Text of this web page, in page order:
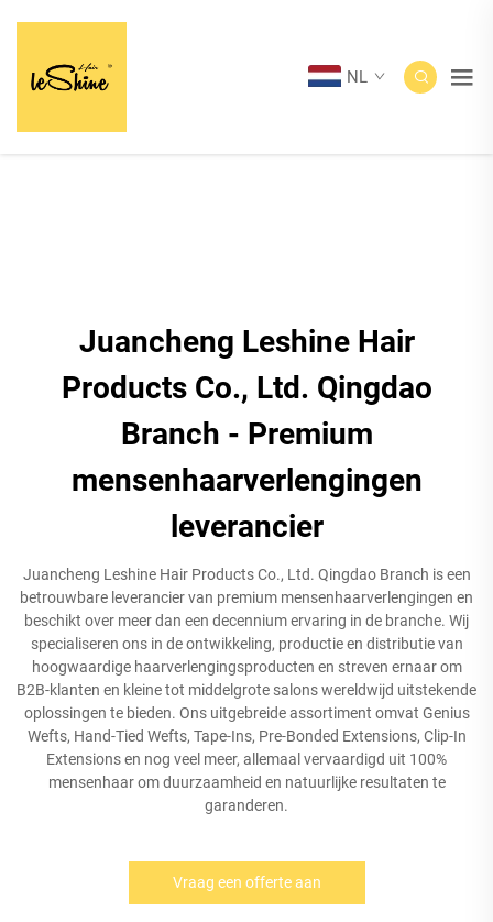
NL
Juancheng Leshine Hair
Products Co., Ltd. Qingdao
Branch - Premium
mensenhaarverlengingen
leverancier
Juancheng Leshine Hair Products Co., Ltd. Qingdao Branch is een
betrouwbare leverancier van premium mensenhaarverlengingen en
beschikt over meer dan een decennium ervaring in de branche. Wij
specialiseren ons in de ontwikkeling, productie en distributie van
hoogwaardige haarverlengingsproducten en streven ernaar om
B2B-klanten en kleine tot middelgrote salons wereldwijd uitstekende
oplossingen te bieden. Ons uitgebreide assortiment omvat Genius
Wefts, Hand-Tied Wefts, Tape-Ins, Pre-Bonded Extensions, Clip-In
Extensions en nog veel meer, allemaal vervaardigd uit 100%
mensenhaar om duurzaamheid en natuurlijke resultaten te
garanderen.
Vraag een offerte aan